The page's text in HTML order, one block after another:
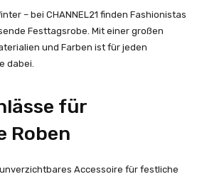
– bei CHANNEL21 finden Fashionistas
Festtagsrobe. Mit einer großen
und Farben ist für jeden
dabei.
für
Roben
Accessoire für festliche